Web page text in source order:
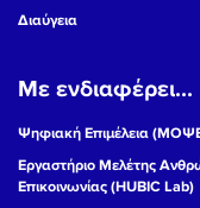
Διαύγεια
Με ενδιαφέρει...
Ψηφιακή Επιμέλεια
Εργαστήριο Μελέτης
Επικοινωνίας (HUBIC Lab)